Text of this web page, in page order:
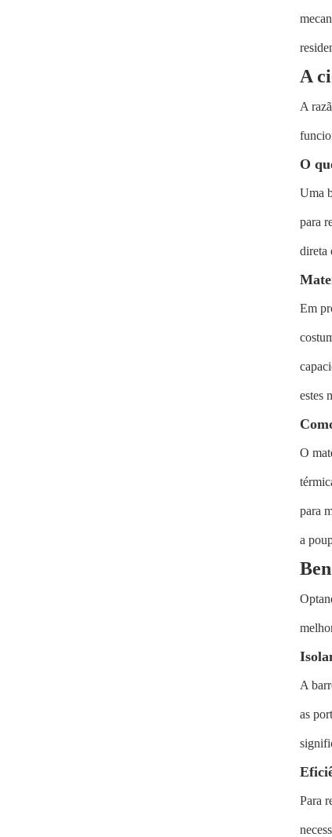
A
A
O
Uma
para
direta
Em
estes
O
para
a
A
as
Para